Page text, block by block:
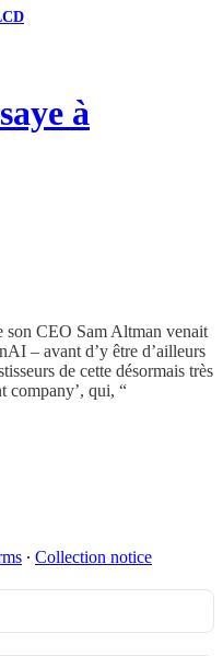
à
son CEO Sam Altman venait
– avant d’y être d’ailleurs
de cette désormais très
company’, qui, “
∙ Collection notice